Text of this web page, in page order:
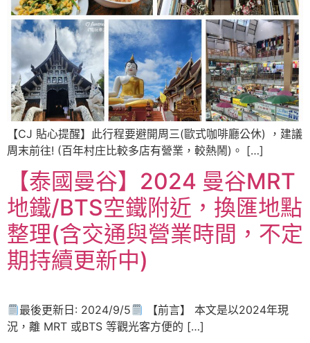
【CJ 貼心提醒】此行程要避開周三(歐式咖啡廳公休) ，建議
周末前往! (百年村庄比較多店有營業，較熱鬧)。 […]
【泰國曼谷】2024 曼谷MRT
地鐵/BTS空鐵附近，換匯地點
整理(含交通與營業時間，不定
期持續更新中)
最後更新日: 2024/9/5
【前言】 本文是以2024年現
況，離 MRT 或BTS 等觀光客方便的 […]